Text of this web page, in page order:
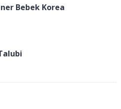
Bebek Korea